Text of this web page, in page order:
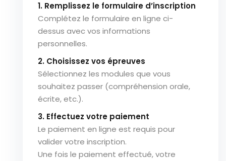
1. Remplissez le formulaire d’inscription
Complétez le formulaire en ligne ci-
dessus avec vos informations
personnelles.
2. Choisissez vos épreuves
Sélectionnez les modules que vous
souhaitez passer (compréhension orale,
écrite, etc.).
3. Effectuez votre paiement
Le paiement en ligne est requis pour
valider votre inscription.
Une fois le paiement effectué, votre